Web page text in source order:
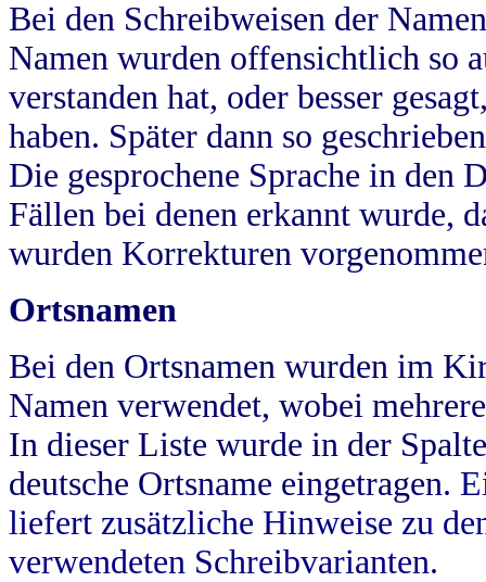
Bei den Schreibweisen der
Namen wurden offensichtlich so
verstanden hat, oder besser
haben. Später dann so
Die gesprochene Sprache in
Fällen bei denen erkannt wurde,
wurden Korrekturen
Ortsnamen
Bei den Ortsnamen wurden im
Namen verwendet, wobei
In dieser Liste wurde in der
deutsche Ortsname eingetragen.
liefert zusätzliche Hinweise zu
verwendeten Schreibvarianten.